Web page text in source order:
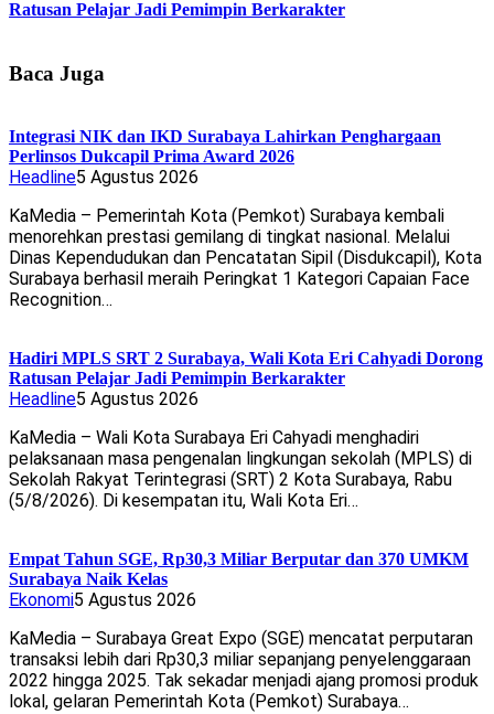
Ratusan Pelajar Jadi Pemimpin Berkarakter
Baca Juga
Integrasi NIK dan IKD Surabaya Lahirkan Penghargaan
Perlinsos Dukcapil Prima Award 2026
Headline5 Agustus 2026
KaMedia – Pemerintah Kota (Pemkot) Surabaya kembali
menorehkan prestasi gemilang di tingkat nasional. Melalui
Dinas Kependudukan dan Pencatatan Sipil (Disdukcapil), Kota
Surabaya berhasil meraih Peringkat 1 Kategori Capaian Face
Recognition…
Hadiri MPLS SRT 2 Surabaya, Wali Kota Eri Cahyadi Dorong
Ratusan Pelajar Jadi Pemimpin Berkarakter
Headline5 Agustus 2026
KaMedia – Wali Kota Surabaya Eri Cahyadi menghadiri
pelaksanaan masa pengenalan lingkungan sekolah (MPLS) di
Sekolah Rakyat Terintegrasi (SRT) 2 Kota Surabaya, Rabu
(5/8/2026). Di kesempatan itu, Wali Kota Eri…
Empat Tahun SGE, Rp30,3 Miliar Berputar dan 370 UMKM
Surabaya Naik Kelas
Ekonomi5 Agustus 2026
KaMedia – Surabaya Great Expo (SGE) mencatat perputaran
transaksi lebih dari Rp30,3 miliar sepanjang penyelenggaraan
2022 hingga 2025. Tak sekadar menjadi ajang promosi produk
lokal, gelaran Pemerintah Kota (Pemkot) Surabaya…